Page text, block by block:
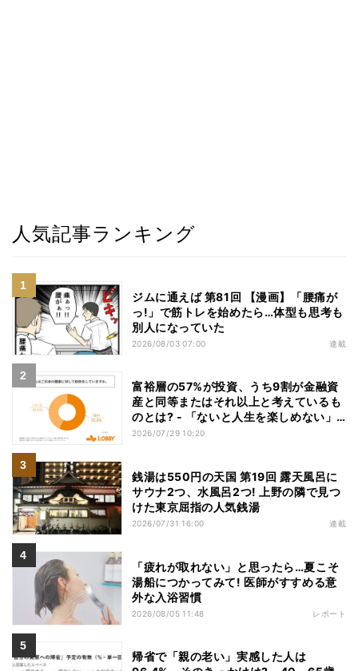
人気記事ランキング
ジムに通えば 第81回 【漫画】「腰痛が
っ!」で筋トレを始めたら…体型も思考も
別人になっていた
2026/08/03 07:00 連載
富裕層の57%が投資、うち9割が金融資
産と同等またはそれ以上と考えているも
のとは? - 「ないと人生を楽しめない」
「人生の幸福度に直結する」「一度失え
2026/07/29 10:20
銭湯は550円の天国 第19回 露天風呂に
サウナ2つ、水風呂2つ! 上野の隣で見つ
けた東京屈指の人気銭湯
2026/07/31 16:00 連載
「疲れが取れない」と思ったら…夏こそ
湯船につかってみて! 医師がすすめる意
外な入浴習慣
2026/08/05 11:48 レポート
帰省で「親の老い」実感した人は